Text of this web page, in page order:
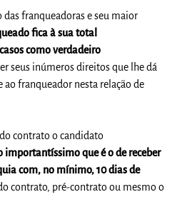
dasfranqueadoras e seu maior
fica à sua total
como verdadeiro
seus inúmerosdireitosque lhe dá
aofranqueador nesta relação de
contrato o candidato
que é o de receber
com, no mínimo, 10 dias de
contrato, pré-contrato ou mesmo o